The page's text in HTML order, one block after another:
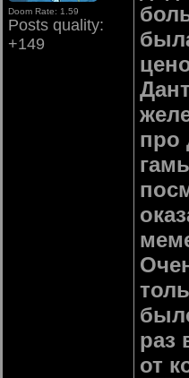
Doom Rate: 1.59
Posts quality:
+149
про
раз
от